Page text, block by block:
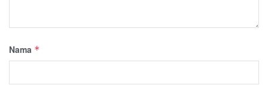
Nama *